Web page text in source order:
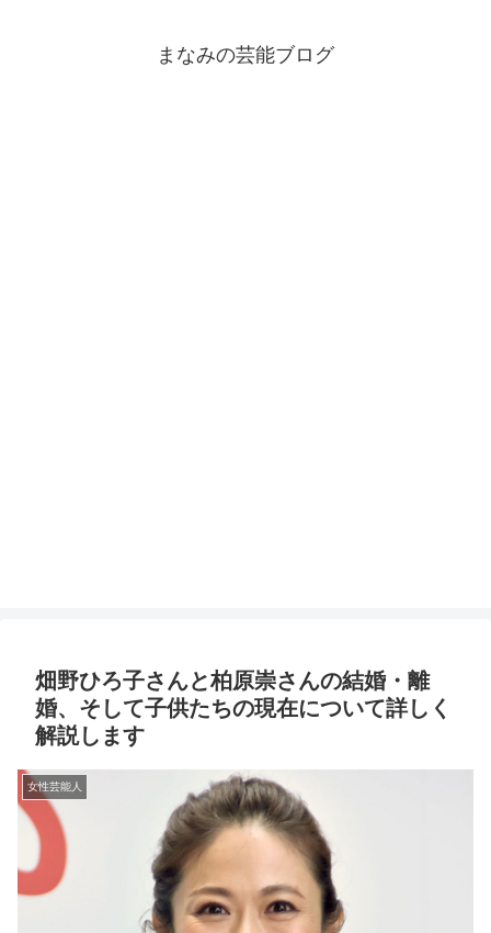
まなみの芸能ブログ
畑野ひろ子さんと柏原崇さんの結婚・離
婚、そして子供たちの現在について詳しく
解説します
女性芸能人